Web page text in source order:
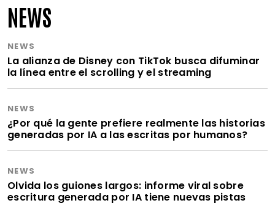
NEWS
NEWS
La alianza de Disney con TikTok busca difuminar
la línea entre el scrolling y el streaming
NEWS
¿Por qué la gente prefiere realmente las historias
generadas por IA a las escritas por humanos?
NEWS
Olvida los guiones largos: informe viral sobre
escritura generada por IA tiene nuevas pistas